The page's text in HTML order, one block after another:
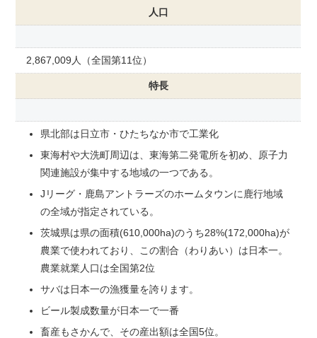
人口
2,867,009人（全国第11位）
特長
県北部は日立市・ひたちなか市で工業化
東海村や大洗町周辺は、東海第二発電所を初め、原子力
関連施設が集中する地域の一つである。
Jリーグ・鹿島アントラーズのホームタウンに鹿行地域
の全域が指定されている。
茨城県は県の面積(610,000ha)のうち28%(172,000ha)が
農業で使われており、この割合（わりあい）は日本一。
農業就業人口は全国第2位
サバは日本一の漁獲量を誇ります。
ビール製成数量が日本一で一番
畜産もさかんで、その産出額は全国5位。